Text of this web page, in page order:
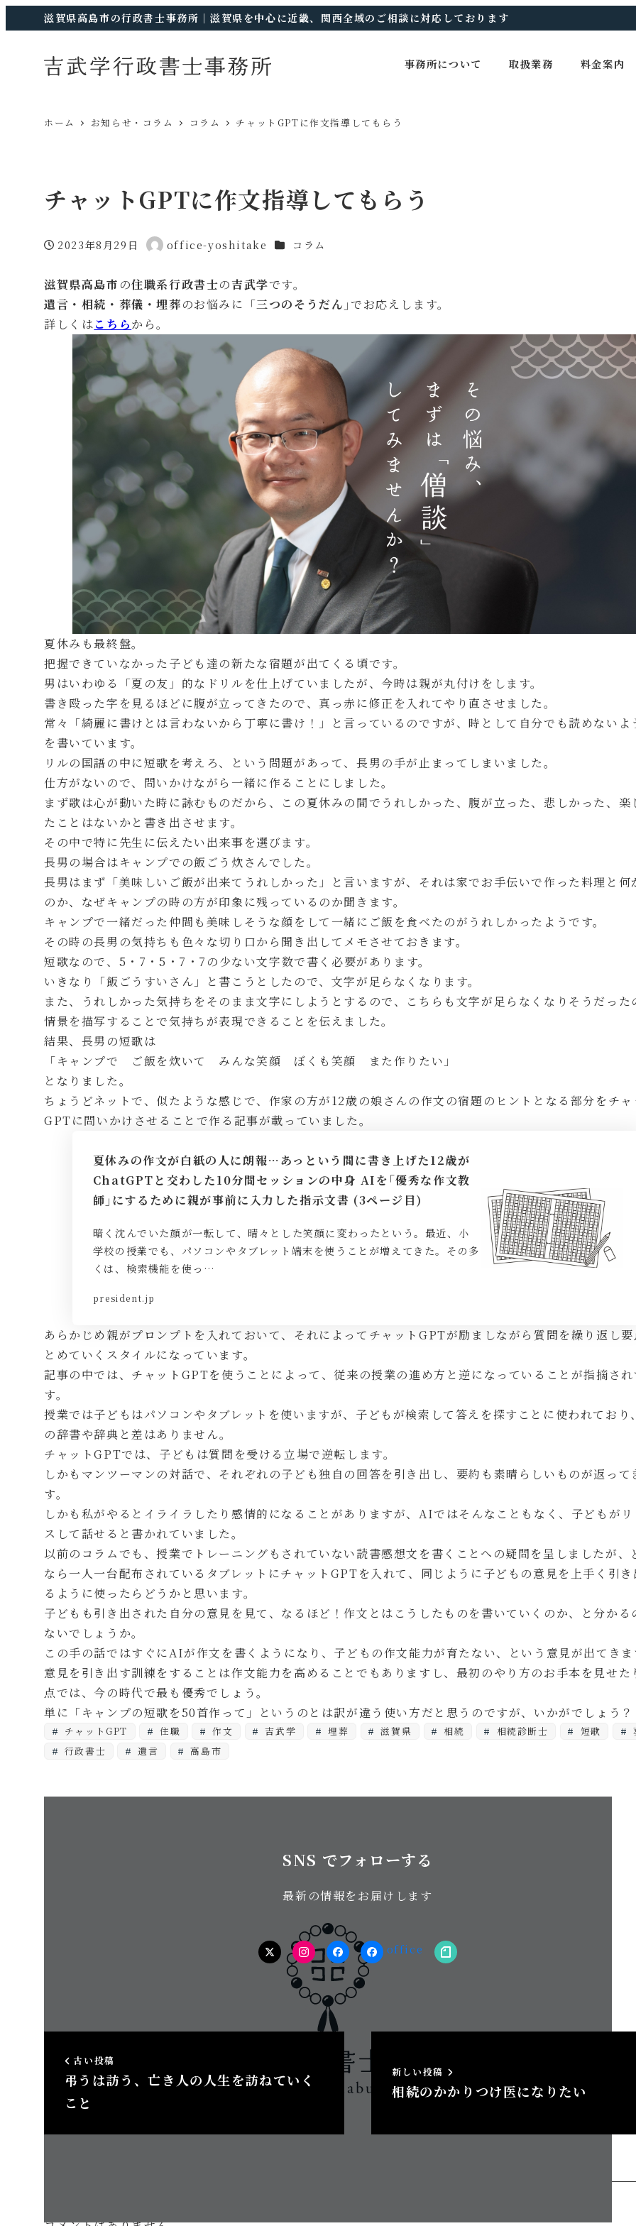
滋賀県高島市の行政書士事務所｜滋賀県を中心に近畿、関西全域のご相談に対応しております
事務所について 取扱業務 料金案内
ホーム お知らせ・コラム コラム チャットGPTに作文指導してもらう
チャットGPTに作文指導してもらう
投稿日
2023年8月29日
著
office-yoshitake カテゴリー
コラム
滋賀県高島市 の住職系行政書士の吉武学です。
遺言・相続・葬儀・埋葬のお悩みに「三つのそうだん ｣でお応えします。
詳しくはこちらから。
夏休みも最終盤。
把握できていなかった子ども達の新たな宿題が出てくる頃です。
男はいわゆる「夏の友」的なドリルを仕上げていましたが、今時は親が丸付けをします。
書き殴った字を見るほどに腹が立ってきたので、真っ赤に修正を入れてやり直させました。
常々「綺麗に書けとは言わないから丁寧に書け！」と言っているのですが、時として自分でも読めないよ
を書いています。
リルの国語の中に短歌を考えろ、という問題があって、長男の手が止まってしまいました。
仕方がないので、問いかけながら一緒に作ることにしました。
まず歌は心が動いた時に詠むものだから、この夏休みの間でうれしかった、腹が立った、悲しかった、楽
たことはないかと書き出させます。
その中で特に先生に伝えたい出来事を選びます。
長男の場合はキャンプでの飯ごう炊さんでした。
長男はまず「美味しいご飯が出来てうれしかった」と言いますが、それは家でお手伝いで作った料理と何
のか、なぜキャンプの時の方が印象に残っているのか聞きます。
キャンプで一緒だった仲間も美味しそうな顔をして一緒にご飯を食べたのがうれしかったようです。
その時の長男の気持ちも色々な切り口から聞き出してメモさせておきます。
短歌なので、5・7・5・7・7の少ない文字数で書く必要があります。
いきなり「飯ごうすいさん」と書こうとしたので、文字が足らなくなります。
また、うれしかった気持ちをそのまま文字にしようとするので、こちらも文字が足らなくなりそうだった
情景を描写することで気持ちが表現できることを伝えました。
結果、長男の短歌は
「キャンプで ご飯を炊いて みんな笑顔 ぼくも笑顔 また作りたい」
となりました。
ちょうどネットで、似たような感じで、作家の方が12歳の娘さんの作文の宿題のヒントとなる部分をチャ
GPTに問いかけさせることで作る記事が載っていました。
夏休みの作文が白紙の人に朗報…あっという間に書き上げた12歳が
ChatGPTと交わした10分間セッションの中身 AIを｢優秀な作文教
師｣にするために親が事前に入力した指示文書 (3ページ目)
暗く沈んでいた顔が一転して、晴々とした笑顔に変わったという。最近、小
学校の授業でも、パソコンやタブレット端末を使うことが増えてきた。その多
くは、検索機能を使っ…
president.jp
あらかじめ親がプロンプトを入れておいて、それによってチャットGPTが励ましながら質問を繰り返し要
とめていくスタイルになっています。
記事の中では、チャットGPTを使うことによって、従来の授業の進め方と逆になっていることが指摘され
す。
授業では子どもはパソコンやタブレットを使いますが、子どもが検索して答えを探すことに使われており
の辞書や辞典と差はありません。
チャットGPTでは、子どもは質問を受ける立場で逆転します。
しかもマンツーマンの対話で、それぞれの子ども独自の回答を引き出し、要約も素晴らしいものが返って
す。
しかも私がやるとイライラしたり感情的になることがありますが、AIではそんなこともなく、子どもがリ
スして話せると書かれていました。
以前のコラムでも、授業でトレーニングもされていない読書感想文を書くことへの疑問を呈しましたが、
なら一人一台配布されているタブレットにチャットGPTを入れて、同じように子どもの意見を上手く引き
るように使ったらどうかと思います。
子どもも引き出された自分の意見を見て、なるほど！作文とはこうしたものを書いていくのか、と分かる
ないでしょうか。
この手の話ではすぐにAIが作文を書くようになり、子どもの作文能力が育たない、という意見が出てきま
意見を引き出す訓練をすることは作文能力を高めることでもありますし、最初のやり方のお手本を見せた
点では、今の時代で最も優秀でしょう。
単に「キャンプの短歌を50首作って」というのとは訳が違う使い方だと思うのですが、いかがでしょう？
チャットGPT 住職 作文 吉武学 埋葬 滋賀県 相続 相続診断士 短歌
行政書士
遺言 高島市
SNS でフォローする
最新の情報をお届けします
twitterInstagramfacebook（個
人）
facebook（事note
古い投稿
弔うは訪う、亡き人の人生を訪ねていく
こと
新しい投稿
相続のかかりつけ医になりたい